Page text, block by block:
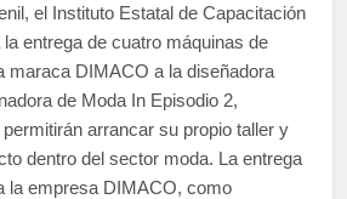
el Instituto Estatal de Capacitación
entrega de cuatro máquinas de
maraca DIMACO a la diseñadora
de Moda In Episodio 2,
arrancar su propio taller y
dentro del sector moda. La entrega
la empresa DIMACO, como